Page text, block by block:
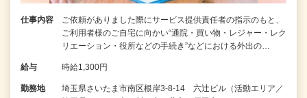
仕事内容
ご依頼がありました際にサービス提供責任者の指示のもと、
ご利用者様のご自宅に向かい“通院・買い物・レジャー・レク
リエーション・役所などの手続き”などにおける外出の…
給与 時給1,300円
勤務地
埼玉県さいたま市南区根岸3-8-14 六辻ビル（活動エリア／